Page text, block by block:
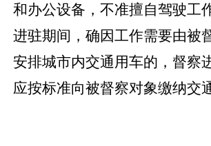
和办公设备，不准擅自驾驶工
进驻期间，确因工作需要由被
安排城市内交通用车的，督察
应按标准向被督察对象缴纳交